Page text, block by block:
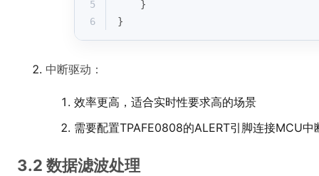
5
    }
6
}
中断驱动：
效率更高，适合实时性要求高的场景
需要配置TPAFE0808的ALERT引脚连接MCU中
3.2 数据滤波处理